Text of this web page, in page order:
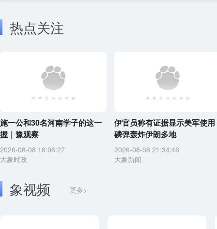
热点关注
施一公和30名河南学子的这一
握｜豫观察
2026-08-08 18:06:27
大象时政
伊官员称有证据显示美军使用
磷弹轰炸伊朗多地
2026-08-08 21:34:46
大象新闻
象视频 更多>